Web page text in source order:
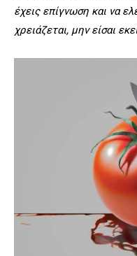
έχεις επίγνωση και να
χρειάζεται, μην είσαι